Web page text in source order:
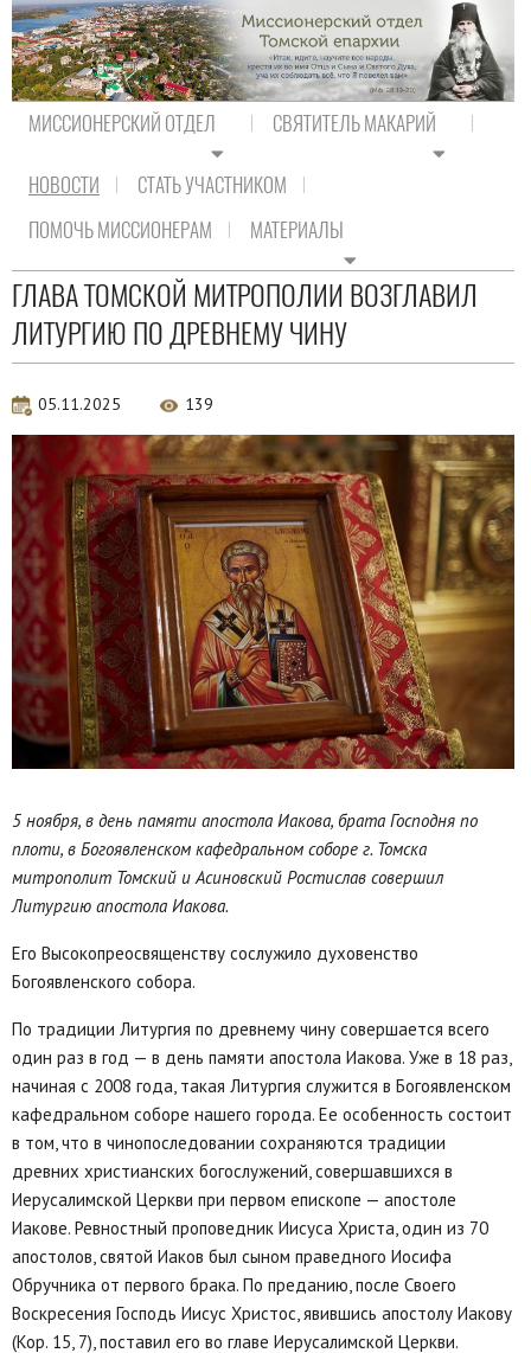
МИССИОНЕРСКИЙ ОТДЕЛ СВЯТИТЕЛЬ МАКАРИЙ
НОВОСТИ
СТАТЬ УЧАСТНИКОМ
ПОМОЧЬ МИССИОНЕРАМ
МАТЕРИАЛЫ
Новости епархии
ГЛАВА ТОМСКОЙ МИТРОПОЛИИ ВОЗГЛАВИЛ
ЛИТУРГИЮ ПО ДРЕВНЕМУ ЧИНУ
05.11.2025 139
5 ноября, в день памяти апостола Иакова, брата Господня по
плоти, в Богоявленском кафедральном соборе г. Томска
митрополит Томский и Асиновский Ростислав совершил
Литургию апостола Иакова.
Его Высокопреосвященству сослужило духовенство
Богоявленского собора.
По традиции Литургия по древнему чину совершается всего
один раз в год — в день памяти апостола Иакова. Уже в 18 раз,
начиная с 2008 года, такая Литургия служится в Богоявленском
кафедральном соборе нашего города. Ее особенность состоит
в том, что в чинопоследовании сохраняются традиции
древних христианских богослужений, совершавшихся в
Иерусалимской Церкви при первом епископе — апостоле
Иакове. Ревностный проповедник Иисуса Христа, один из 70
апостолов, святой Иаков был сыном праведного Иосифа
Обручника от первого брака. По преданию, после Своего
Воскресения Господь Иисус Христос, явившись апостолу Иакову
(Кор. 15, 7), поставил его во главе Иерусалимской Церкви.